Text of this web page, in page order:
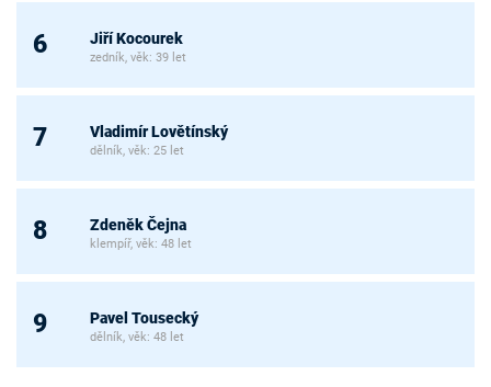
6 Jiří Kocourek
zedník, věk: 39 let
7 Vladimír Lovětínský
dělník, věk: 25 let
8 Zdeněk Čejna
klempíř, věk: 48 let
9 Pavel Tousecký
dělník, věk: 48 let